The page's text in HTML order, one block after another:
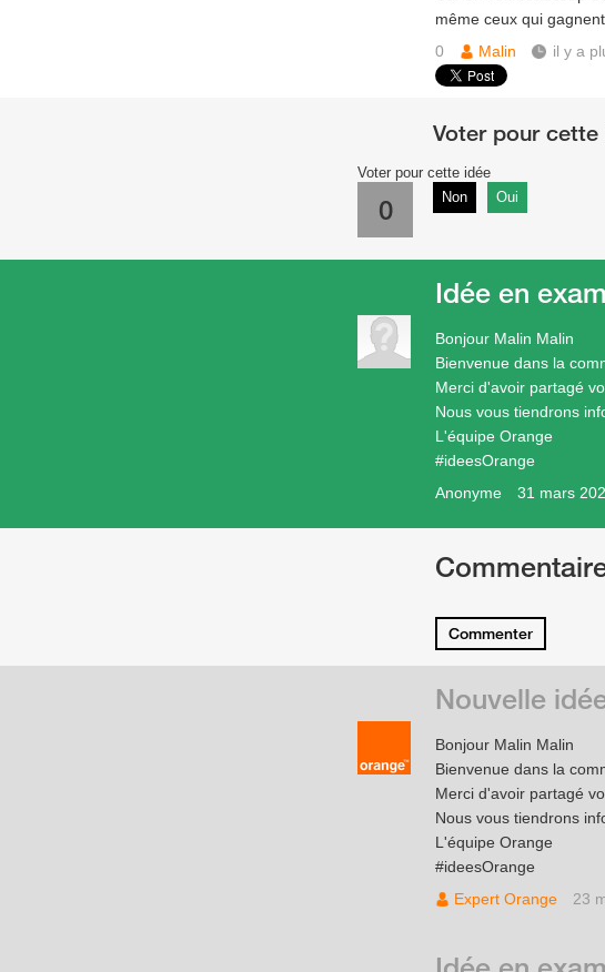
même ceux qui
0
Malin il y a
Voter pour cette idée
0 Non Oui
Bonjour Malin Malin
Bienvenue dans la
Merci d'avoir partagé
Nous vous tiendrons
L'équipe Orange
#ideesOrange
Anonyme
31 mars
Idée en
Commenter
Bonjour Malin Malin
Bienvenue dans la
Merci d'avoir partagé
Nous vous tiendrons
L'équipe Orange
#ideesOrange
Expert Orange
23
Nouvelle